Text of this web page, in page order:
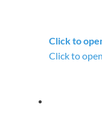
Click to
Click to